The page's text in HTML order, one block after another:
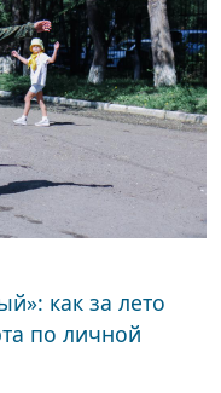
как за лето
по личной